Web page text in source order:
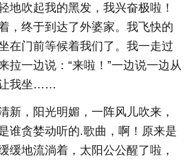
地吹起我的黑发，我兴奋极啦！
，终于到达了外婆家。我飞快的
在门前等候着我们了。我一走过
拉一边说：“来啦！”一边说一边从
让我坐……
新，阳光明媚，一阵风儿吹来，
谁贪婪动听的.歌曲，啊！原来是
缓地流淌着，太阳公公醒了啦，